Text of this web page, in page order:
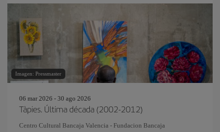
Imagen: Pressmaster
06 mar 2026 - 30 ago 2026
Tàpies. Última década (2002-2012)
Centro Cultural Bancaja Valencia - Fundacion Bancaja